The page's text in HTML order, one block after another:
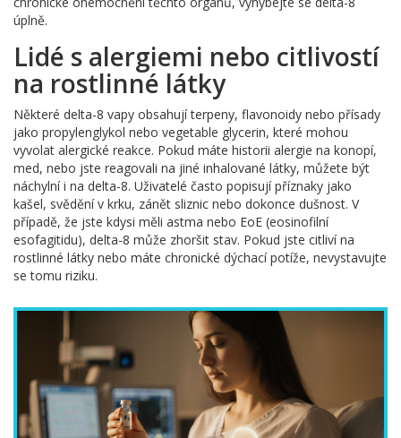
úplně.
Lidé s alergiemi nebo citlivostí
na rostlinné látky
Některé delta-8 vapy obsahují terpeny, flavonoidy nebo přísady
jako propylenglykol nebo vegetable glycerin, které mohou
vyvolat alergické reakce. Pokud máte historii alergie na konopí,
med, nebo jste reagovali na jiné inhalované látky, můžete být
náchylní i na delta-8. Uživatelé často popisují příznaky jako
kašel, svědění v krku, zánět sliznic nebo dokonce dušnost. V
případě, že jste kdysi měli astma nebo EoE (eosinofilní
esofagitidu), delta-8 může zhoršit stav. Pokud jste citliví na
rostlinné látky nebo máte chronické dýchací potíže, nevystavujte
se tomu riziku.